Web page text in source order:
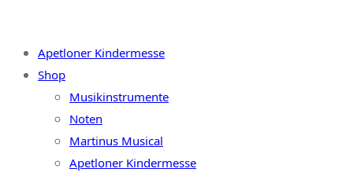
Apetloner Kindermesse
Shop
Musikinstrumente
Noten
Martinus Musical
Apetloner Kindermesse